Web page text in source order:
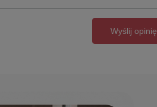
Wyślij opinię